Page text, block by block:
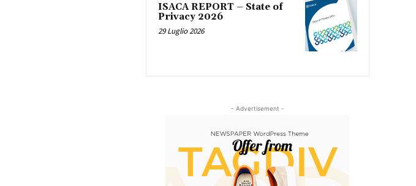
ISACA REPORT – State of
Privacy 2026
29 Luglio 2026
- Advertisement -